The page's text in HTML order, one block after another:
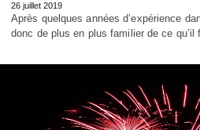
26 juillet 2019
Après quelques années d’expérience
donc de plus en plus familier de ce